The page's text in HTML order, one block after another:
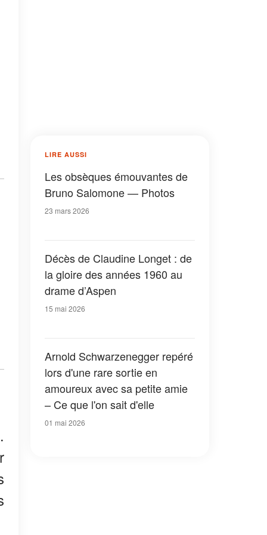
LIRE AUSSI
Les obsèques émouvantes de
Bruno Salomone — Photos
23 mars 2026
Décès de Claudine Longet : de
la gloire des années 1960 au
drame d’Aspen
15 mai 2026
Arnold Schwarzenegger repéré
lors d'une rare sortie en
amoureux avec sa petite amie
– Ce que l'on sait d'elle
01 mai 2026